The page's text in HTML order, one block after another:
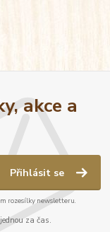
akce a
Přihlásit se
rozesílky newsletteru.
za čas.